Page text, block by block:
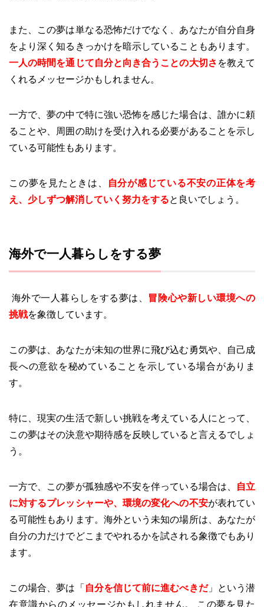
また、この夢は単なる恐怖だけでなく、あなたが自分自身
をより深く知るきっかけを暗示していることもあります。
一人の時間を通じて自分と向き合うことの大切さ を教えて
くれるメッセージかもしれません。
一方で、夢の中で特に強い恐怖を感じた場合は、誰かに頼
ることや、周囲の助けを受け入れる必要があることを示し
ている可能性もあります。
この夢を見たときは、
自分が感じている不安の正体を考
え、少しずつ解消していく努力をすると良いでしょう。
海外で一人暮らしをする夢
海外で一人暮らしをする夢は、 冒険心や新しい環境への
挑戦を象徴しています。
この夢は、あなたが未知の世界に飛び込む勇気や、自己成
長への意欲を秘めていることを示している場合がありま
す。
特に、現実の生活で新しい挑戦を考えている人にとって、
この夢はその決意や期待感を反映していると言えるでしょ
う。
一方で、この夢が孤独感や不安を伴っている場合は、
自立
に対するプレッシャーや、環境の変化への不安が表れてい
る可能性もあります。海外という未知の場所は、あなたが
自分の力だけでどこまでやれるかを試される象徴でもあり
ます。
この場合、夢は「 自分を信じて前に進むべきだ」という潜
在意識からのメッセージかもしれません。 この夢を見た